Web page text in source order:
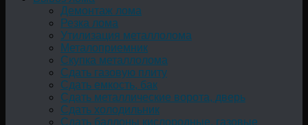
Демонтаж лома
Резка лома
Утилизация металлолома
Металоприемник
Скупка металлолома
Сдать газовую плиту
Сдать емкость, бак
Cдать металлические ворота, дверь
Сдать холодильник
Сдать баллоны кислородные, газовые